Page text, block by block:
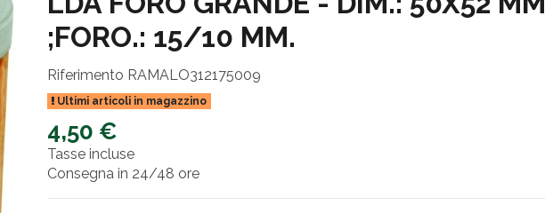
;FORO.: 15/10 MM.
Riferimento RAMALO312175009
Ultimi articoli in magazzino
4,50 €
Tasse incluse
Consegna in 24/48 ore